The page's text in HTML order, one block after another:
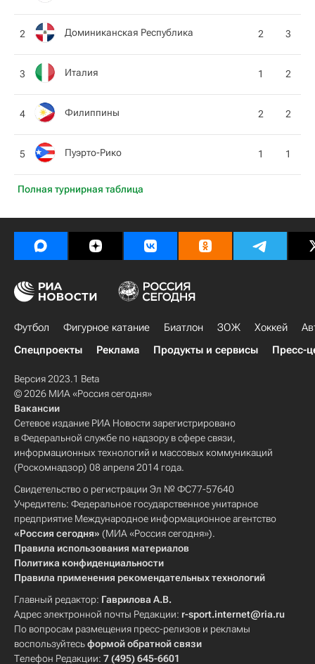
Полная турнирная таблица
2 Доминиканская Республика 2 3
3 Италия 1 2
4 Филиппины 2 2
5 Пуэрто-Рико 1 1
Футбол Фигурное катание Биатлон ЗОЖ Хоккей
Спецпроекты
Реклама Продукты и сервисы Пресс-
Версия 2023.1 Beta
© 2026 МИА «Россия сегодня»
Вакансии
Сетевое издание РИА Новости зарегистрировано
в Федеральной службе по надзору в сфере связи,
информационных технологий и массовых коммуникаций
(Роскомнадзор) 08 апреля 2014 года.
Свидетельство о регистрации Эл № ФС77-57640
Учредитель: Федеральное государственное унитарное
предприятие Международное информационное агентство
«Россия сегодня» (МИА «Россия сегодня»).
Правила использования материалов
Политика конфиденциальности
Правила применения рекомендательных технологий
Главный редактор: Гаврилова А.В.
Адрес электронной почты Редакции: r-sport.internet@ria.ru
По вопросам размещения пресс-релизов и рекламы
воспользуйтесьформой обратной связи
Телефон Редакции: 7 (495) 645-6601